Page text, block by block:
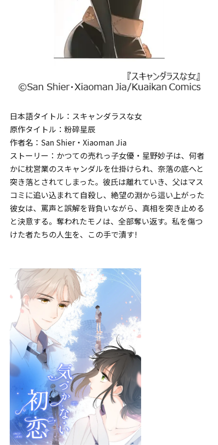
日本語タイトル：スキャンダラスな女
原作タイトル：粉碎星辰
作者名：San Shier・Xiaoman Jia
ストーリー：かつての売れっ子女優・星野妙子は、何者
かに枕営業のスキャンダルを仕掛けられ、奈落の底へと
突き落とされてしまった。彼氏は離れていき、父はマス
コミに追い込まれて自殺し、絶望の淵から這い上がった
彼女は、罵声と誤解を背負いながら、真相を突き止める
と決意する。奪われたモノは、全部奪い返す。私を傷つ
けた者たちの人生を、この手で潰す!